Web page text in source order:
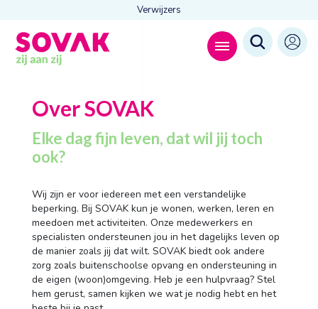
Verwijzers
Wonen
Dagbesteding
Behandelingen
Contact
OverSOVAK
Elke dag fijn leven, dat wil jij toch
ook?
Wij zijn er voor iedereen met een verstandelijke
beperking. Bij SOVAK kun je wonen, werken, leren en
meedoen met activiteiten. Onze medewerkers en
specialisten ondersteunen jou in het dagelijks leven op
de manier zoals jij dat wilt. SOVAK biedt ook andere
zorg zoals buitenschoolse opvang en ondersteuning in
de eigen (woon)omgeving. Heb je een hulpvraag? Stel
hem gerust, samen kijken we wat je nodig hebt en het